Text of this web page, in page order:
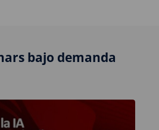
bajo demanda